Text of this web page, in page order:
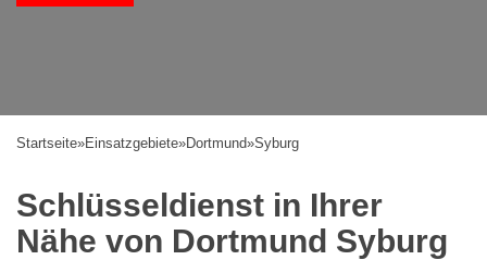
Startseite»Einsatzgebiete»Dortmund»Syburg
Schlüsseldienst in Ihrer
Nähe von Dortmund Syburg